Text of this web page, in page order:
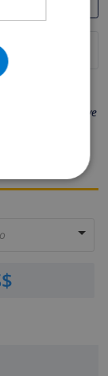
vil aldrig blive